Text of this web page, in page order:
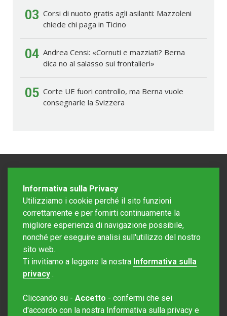
03 Corsi di nuoto gratis agli asilanti: Mazzoleni
chiede chi paga in Ticino
04 Andrea Censi: «Cornuti e mazziati? Berna
dica no al salasso sui frontalieri»
05 Corte UE fuori controllo, ma Berna vuole
consegnarle la Svizzera
Editore Rotostampa SA
Sito creato daRedesign
Informativa sulla Privacy
Utilizziamo i cookie perché il sito funzioni
correttamente e per fornirti continuamente la
migliore esperienza di navigazione possibile,
nonché per eseguire analisi sull'utilizzo del nostro
sito web.
Ti invitiamo a leggere la nostra Informativa sulla
privacy .
Cliccando su - Accetto - confermi che sei
d'accordo con la nostra Informativa sulla privacy e